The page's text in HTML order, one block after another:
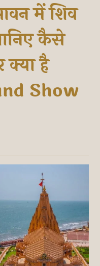
में शिव
कैसे
है
Show